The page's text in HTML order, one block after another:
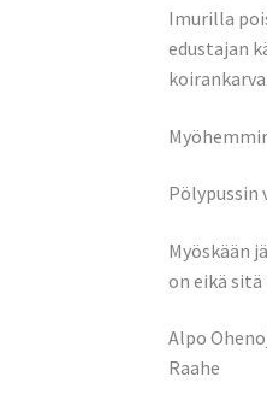
Imurilla
edustajan
Pölypussin
Myöskään
on eikä sitä
Alpo
Raahe